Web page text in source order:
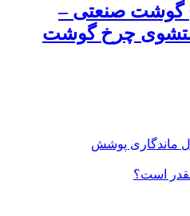
گوشت صنعتی –
چرخ گوشت
ماندگاری پوشش